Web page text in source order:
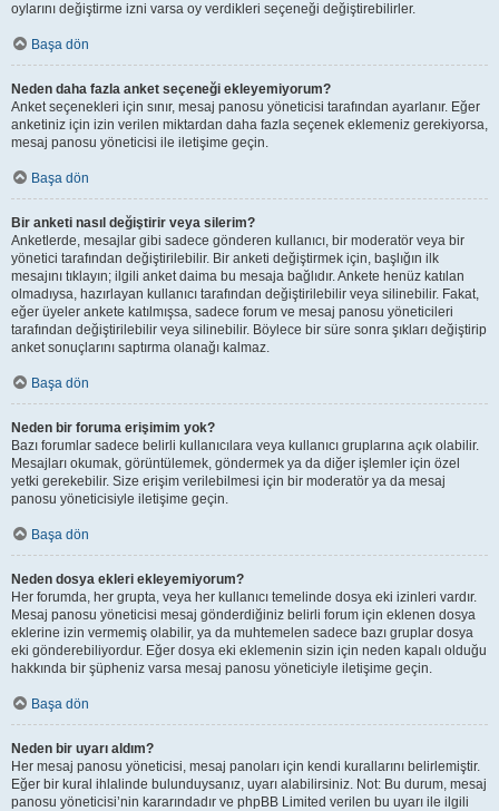
oylarını değiştirme izni varsa oy verdikleri seçeneği değiştirebilirler.
Başa dön
Neden daha fazla anket seçeneği ekleyemiyorum?
Anket seçenekleri için sınır, mesaj panosu yöneticisi tarafından ayarlanır. Eğer
anketiniz için izin verilen miktardan daha fazla seçenek eklemeniz gerekiyorsa,
mesaj panosu yöneticisi ile iletişime geçin.
Başa dön
Bir anketi nasıl değiştirir veya silerim?
Anketlerde, mesajlar gibi sadece gönderen kullanıcı, bir moderatör veya bir
yönetici tarafından değiştirilebilir. Bir anketi değiştirmek için, başlığın ilk
mesajını tıklayın; ilgili anket daima bu mesaja bağlıdır. Ankete henüz katılan
olmadıysa, hazırlayan kullanıcı tarafından değiştirilebilir veya silinebilir. Fakat,
eğer üyeler ankete katılmışsa, sadece forum ve mesaj panosu yöneticileri
tarafından değiştirilebilir veya silinebilir. Böylece bir süre sonra şıkları değiştirip
anket sonuçlarını saptırma olanağı kalmaz.
Başa dön
Neden bir foruma erişimim yok?
Bazı forumlar sadece belirli kullanıcılara veya kullanıcı gruplarına açık olabilir.
Mesajları okumak, görüntülemek, göndermek ya da diğer işlemler için özel
yetki gerekebilir. Size erişim verilebilmesi için bir moderatör ya da mesaj
panosu yöneticisiyle iletişime geçin.
Başa dön
Neden dosya ekleri ekleyemiyorum?
Her forumda, her grupta, veya her kullanıcı temelinde dosya eki izinleri vardır.
Mesaj panosu yöneticisi mesaj gönderdiğiniz belirli forum için eklenen dosya
eklerine izin vermemiş olabilir, ya da muhtemelen sadece bazı gruplar dosya
eki gönderebiliyordur. Eğer dosya eki eklemenin sizin için neden kapalı olduğu
hakkında bir şüpheniz varsa mesaj panosu yöneticiyle iletişime geçin.
Başa dön
Neden bir uyarı aldım?
Her mesaj panosu yöneticisi, mesaj panoları için kendi kurallarını belirlemiştir.
Eğer bir kural ihlalinde bulunduysanız, uyarı alabilirsiniz. Not: Bu durum, mesaj
panosu yöneticisi’nin kararındadır ve phpBB Limited verilen bu uyarı ile ilgili